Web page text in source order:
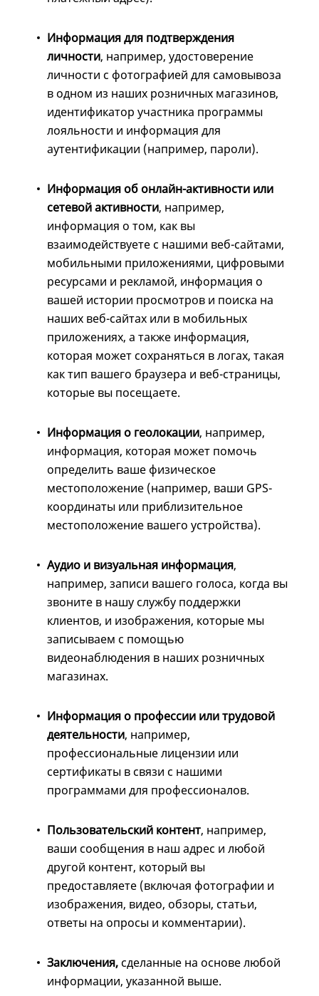
Информация для подтверждения
личности, например, удостоверение
личности с фотографией для самовывоза
в одном из наших розничных магазинов,
идентификатор участника программы
лояльности и информация для
аутентификации (например, пароли).
Информация об онлайн-активности или
сетевой активности, например,
информация о том, как вы
взаимодействуете с нашими веб-сайтами,
мобильными приложениями, цифровыми
ресурсами и рекламой, информация о
вашей истории просмотров и поиска на
наших веб-сайтах или в мобильных
приложениях, а также информация,
которая может сохраняться в логах, такая
как тип вашего браузера и веб-страницы,
которые вы посещаете.
Информация о геолокации, например,
информация, которая может помочь
определить ваше физическое
местоположение (например, ваши GPS-
координаты или приблизительное
местоположение вашего устройства).
Аудио и визуальная информация,
например, записи вашего голоса, когда вы
звоните в нашу службу поддержки
клиентов, и изображения, которые мы
записываем с помощью
видеонаблюдения в наших розничных
магазинах.
Информация о профессии или трудовой
деятельности, например,
профессиональные лицензии или
сертификаты в связи с нашими
программами для профессионалов.
Пользовательский контент, например,
ваши сообщения в наш адрес и любой
другой контент, который вы
предоставляете (включая фотографии и
изображения, видео, обзоры, статьи,
ответы на опросы и комментарии).
Заключения,сделанные на основе любой
информации, указанной выше.